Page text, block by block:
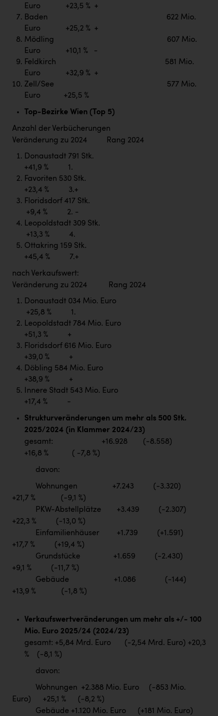
Euro +23,5 % +
Baden 622 Mio.
Euro +25,2 % +
Mödling 607 Mio.
Euro +10,1 % -
Feldkirch 581 Mio.
Euro +32,9 % +
Zell/See 577 Mio.
Euro +25,5 %
Top-Bezirke Wien (Top 5)
Anzahl der Verbücherungen
Veränderung zu 2024 Rang 2024
Donaustadt 791 Stk.
+41,9 % 1.
Favoriten 530 Stk.
+23,4 % 3.+
Floridsdorf 417 Stk.
+9,4 % 2. -
Leopoldstadt 309 Stk.
+13,3 % 4.
Ottakring 159 Stk.
+45,4 % 7.+
nach Verkaufswert:
Veränderung zu 2024 Rang 2024
Donaustadt 034 Mio. Euro
+25,8 % 1.
Leopoldstadt 784 Mio. Euro
+51,3 % +
Floridsdorf 616 Mio. Euro
+39,0 % +
Döbling 584 Mio. Euro
+38,9 % +
Innere Stadt 543 Mio. Euro
+17,4 % -
Strukturveränderungen um mehr als 500 Stk.
2025/2024 (in Klammer 2024/23)
gesamt: +16.928 (-8.558)
+16,8 % ( -7,8 %)
davon:
Wohnungen +7.243 (-3.320)
+21,7 % (-9,1 %)
PKW-Abstellplätze +3.439 (-2.307)
+22,3 % (-13,0 %)
Einfamilienhäuser +1.739 (+1.591)
+17,7 % (+19,4 %)
Grundstücke +1.659 (-2.430)
+9,1 % (-11,7 %)
Gebäude +1.086 (-144)
+13,9 % (-1,8 %)
Verkaufswertveränderungen um mehr als +/- 100
Mio. Euro 2025/24 (2024/23)
gesamt: +5,84 Mrd. Euro (-2,54 Mrd. Euro) +20,3
% (-8,1 %)
davon:
Wohnungen +2.388 Mio. Euro (-853 Mio.
Euro) +25,1 % (-8,2 %)
Gebäude +1.120 Mio. Euro (+181 Mio. Euro)